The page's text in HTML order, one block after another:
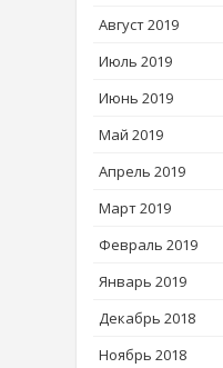
Август 2019
Июль 2019
Июнь 2019
Май 2019
Апрель 2019
Март 2019
Февраль 2019
Январь 2019
Декабрь 2018
Ноябрь 2018